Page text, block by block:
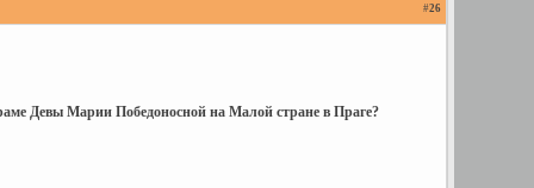
#26
Девы Марии Победоносной на Малой стране в Праге?